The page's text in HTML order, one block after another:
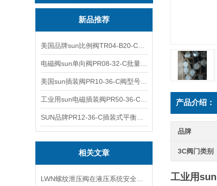
新品推荐
相关文章
产品介绍：
品牌
3C阀门类别
工业用